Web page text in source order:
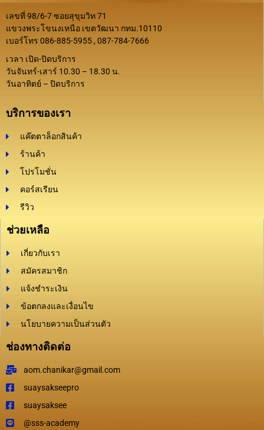
เลขที่ 98/6-7 ซอยสุขุมวิท 71
แขวงพระโขนงเหนือ เขตวัฒนา กทม.10110
เบอร์โทร 086-885-5955 , 087-784-7666
เวลา เปิด-ปิดบริการ
วันจันทร์-เสาร์ 10.30 – 18.30 น.
วันอาทิตย์ – ปิดบริการ
บริการของเรา
แค๊ตตาล็อกสินค้า
ร้านค้า
โปรโมชั่น
คอร์สเรียน
รีวิว
ช่วยเหลือ
เกี่ยวกับเรา
สมัครสมาชิก
แจ้งชำระเงิน
ข้อตกลงและเงื่อนไข
นโยบายความเป็นส่วนตัว
ช่องทางติดต่อ
aom.chanikar@gmail.com
suaysakseepro
suaysaksee
@sss-academy